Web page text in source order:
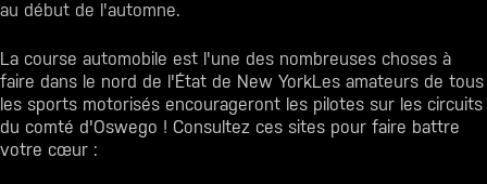
au début de l'automne.
La course automobile est l'une des nombreuses choses à
faire dans le nord de l'État de New YorkLes amateurs de tous
les sports motorisés encourageront les pilotes sur les circuits
du comté d'Oswego ! Consultez ces sites pour faire battre
votre cœur :